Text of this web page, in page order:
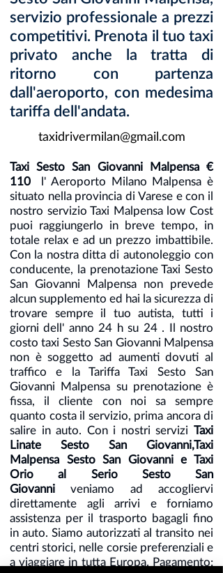
servizio professionale a prezzi
competitivi. Prenota il tuo taxi
privato anche la tratta di
ritorno con partenza
dall'aeroporto, con medesima
tariffa dell'andata.
taxidrivermilan@gmail.com
Taxi Sesto San Giovanni Malpensa €
110 l' Aeroporto Milano Malpensa è
situato nella provincia di Varese e con il
nostro servizio Taxi Malpensa low Cost
puoi raggiungerlo in breve tempo, in
totale relax e ad un prezzo imbattibile.
Con la nostra ditta di autonoleggio con
conducente, la prenotazione Taxi Sesto
San Giovanni Malpensa non prevede
alcun supplemento ed hai la sicurezza di
trovare sempre il tuo autista, tutti i
giorni dell' anno 24 h su 24 . Il nostro
costo taxi Sesto San Giovanni Malpensa
non è soggetto ad aumenti dovuti al
traffico e la Tariffa Taxi Sesto San
Giovanni Malpensa su prenotazione è
fissa, il cliente con noi sa sempre
quanto costa il servizio, prima ancora di
salire in auto. Con i nostri servizi Taxi
Linate Sesto San Giovanni,Taxi
Malpensa Sesto San Giovanni e Taxi
Orio al Serio Sesto San
Giovanni veniamo ad accogliervi
direttamente agli arrivi e forniamo
assistenza per il trasporto bagagli fino
in auto. Siamo autorizzati al transito nei
centri storici, nelle corsie preferenziali e
a viaggiare in tutta Europa. Pagamento: